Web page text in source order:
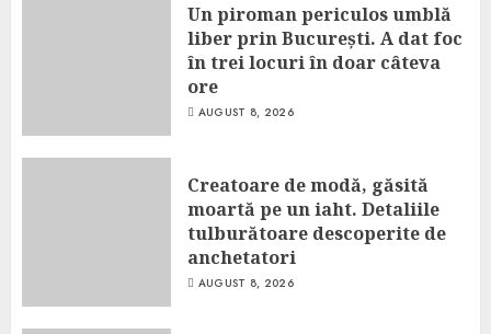
Un piroman periculos umblă
liber prin București. A dat foc
în trei locuri în doar câteva
ore
AUGUST 8, 2026
Creatoare de modă, găsită
moartă pe un iaht. Detaliile
tulburătoare descoperite de
anchetatori
AUGUST 8, 2026